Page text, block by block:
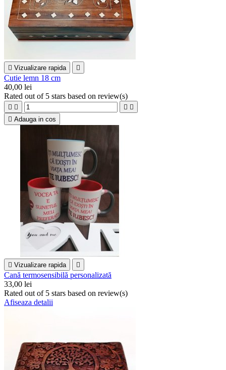
 Vizualizare rapida 
Cutie lemn 18 cm
40,00 lei
Rated out of 5 stars based on review(s)
   
 Adauga in cos
 Vizualizare rapida 
Cană termosensibilă personalizată
33,00 lei
Rated out of 5 stars based on review(s)
Afiseaza detalii